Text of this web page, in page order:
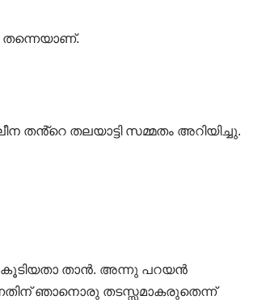
തന്നെയാണ്.
തലയാട്ടി സമ്മതം അറിയിച്ചു.
കൂടിയതാ താൻ. അന്നു പറയൻ
ഞാനൊരു തടസ്സമാകരുതെന്ന്